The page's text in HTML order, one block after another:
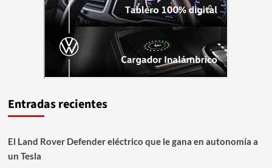
Entradas recientes
El Land Rover Defender eléctrico que le gana en autonomía a
un Tesla